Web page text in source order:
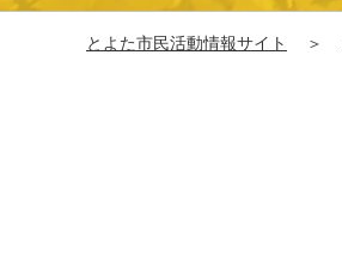
とよた市民活動情報サイト ＞